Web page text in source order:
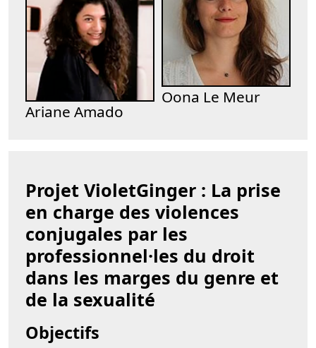
Ariane Amado
Oona Le Meur
Projet VioletGinger : La prise
en charge des violences
conjugales par les
professionnel·les du droit
dans les marges du genre et
de la sexualité
Objectifs